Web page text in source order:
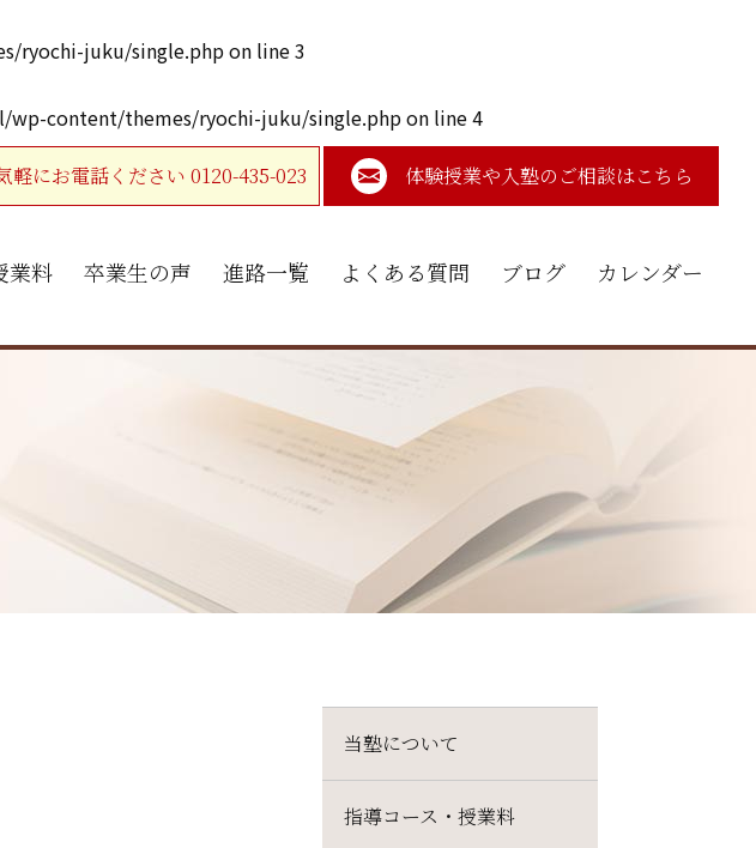
ryochi-juku/single.phpon line3
content/themes/ryochi-juku/single.phpon line4
軽にお電話ください 0120-435-023 体験授業や入塾のご相談はこちら
業料 卒業生の声 進路一覧 よくある質問 ブログ カレンダー
当塾について
指導コース・授業料